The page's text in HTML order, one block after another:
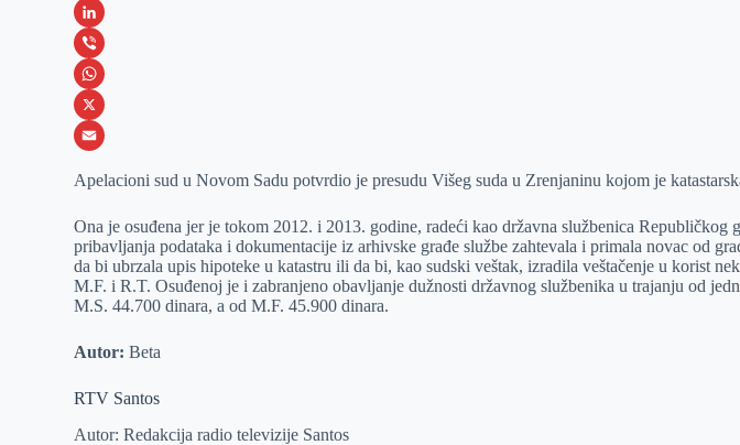
a
c
e
b
o
M
e
s
s
e
e
r
L
i
n
k
I
n
V
i
b
W
h
s
A
p
X
a
i
l
Apelacioni sud u Novom Sadu potvrdio je presudu Višeg suda u Zrenjaninu kojom je
Ona je osuđena jer je tokom 2012. i 2013. godine, radeći kao državna službenica
pribavljanja podataka i dokumentacije iz arhivske građe službe zahtevala i primala novac od
da bi ubrzala upis hipoteke u katastru ili da bi, kao sudski veštak, izradila veštačenje u korist
M.F. i R.T. Osuđenoj je i zabranjeno obavljanje dužnosti državnog službenika u trajanju od
M.S. 44.700 dinara, a od M.F. 45.900 dinara.
Autor:Beta
RTV Santos
Autor: Redakcija radio televizije Santos